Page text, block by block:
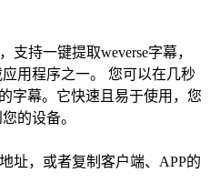
持一键提取weverse字幕，
用程序之一。 您可以在几秒
字幕。它快速且易于使用，您
的设备。
址，或者复制客户端、APP的